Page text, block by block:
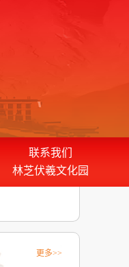
联系我们
林芝伏羲文化园
更多>>